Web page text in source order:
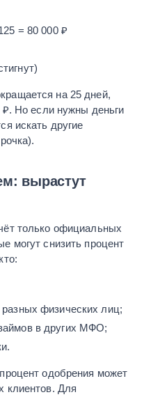
= 80 000 ₽
на 25 дней,
₽. Но если нужны деньги
искать другие
вырастут
только официальных
могут снизить процент
физических лиц;
в других МФО;
одобрения может
клиентов. Для